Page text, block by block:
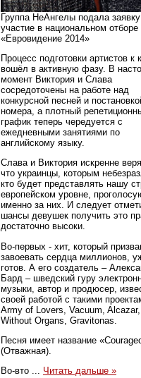
Группа НеАнгелы подала
участие в национальном отборе
«Евровидение 2014»
Процесс подготовки артистов к
вошёл в активную фазу. В
момент Виктория и Слава
сосредоточены на работе над
конкурсной песней и
номера, а плотный
график теперь чередуется с
ежедневными занятиями по
английскому языку.
Слава и Виктория искренне
что украинцы, которым
кто будет представлять нашу
европейском уровне,
именно за них. И следует
шансы девушек получить это
достаточно высоки.
Во-первых - хит, который
завоевать сердца миллионов,
готов. А его создатель –
Бард – шведский гуру
музыки, автор и продюсер,
своей работой с такими
Army of Lovers, Vacuum,
Without Organs, Gravitonas.
Песня имеет название
(Отважная).
Во-вто ... Читать дальше »